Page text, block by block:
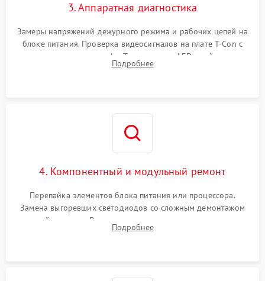
3. Аппаратная диагностика
Замеры напряжений дежурного режима и рабочих цепей на
блоке питания. Проверка видеосигналов на плате T-Con с
помощью осциллографа. Тестирование LED-драйвера и
светодиодных планок подсветки мультиметром.
Подробнее
4. Компонентный и модульный ремонт
Перепайка элементов блока питания или процессора.
Замена выгоревших светодиодов со сложным демонтажом
хрупкой матрицы. Восстановление поврежденных дорожек,
прошивка микросхем памяти EEPROM
Подробнее